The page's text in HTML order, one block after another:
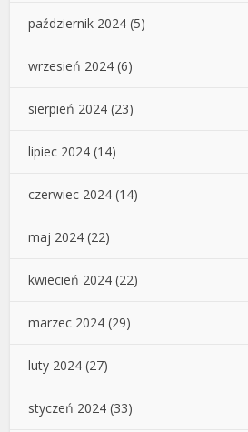
październik 2024 (5)
wrzesień 2024 (6)
sierpień 2024 (23)
lipiec 2024 (14)
czerwiec 2024 (14)
maj 2024 (22)
kwiecień 2024 (22)
marzec 2024 (29)
luty 2024 (27)
styczeń 2024 (33)